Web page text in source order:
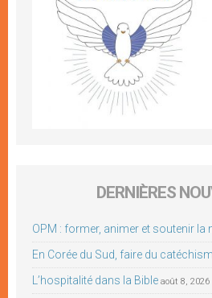
DERNIÈRES
OPM : former, animer et soutenir la
En Corée du Sud, faire du
L’hospitalité dans la Bible août 8, 2026